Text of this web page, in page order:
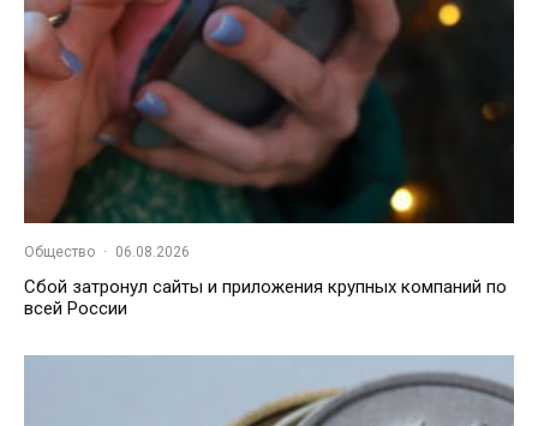
Общество · 06.08.2026
Сбой затронул сайты и приложения крупных компаний по
всей России